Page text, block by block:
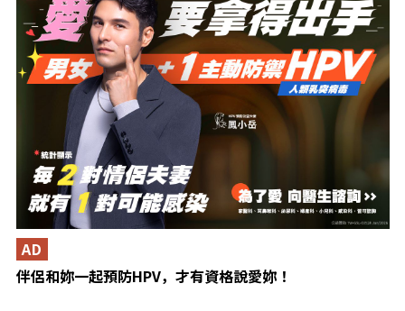
伴侶和妳一起預防HPV，才有資格說愛妳！
AD